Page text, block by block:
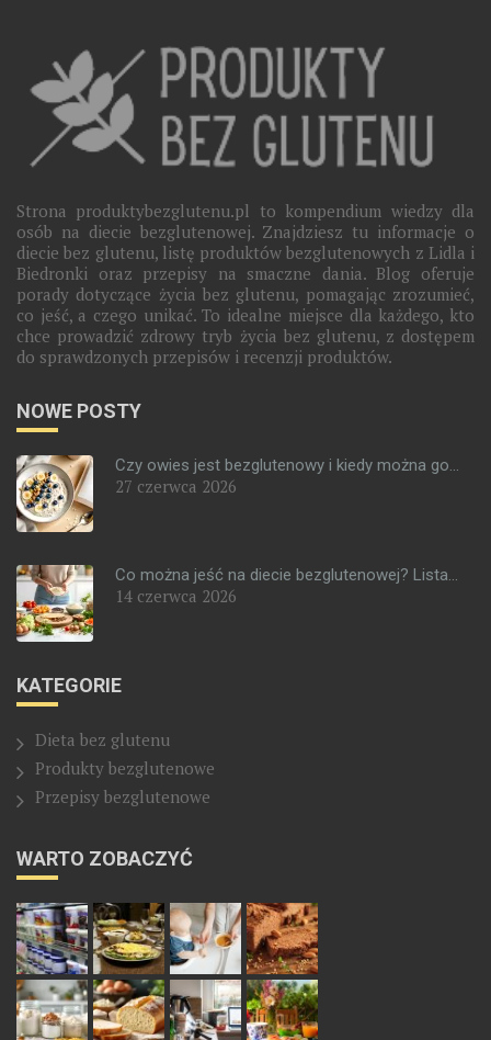
Strona produktybezglutenu.pl to kompendium wiedzy dla
osób na diecie bezglutenowej. Znajdziesz tu informacje o
diecie bez glutenu, listę produktów bezglutenowych z Lidla i
Biedronki oraz przepisy na smaczne dania. Blog oferuje
porady dotyczące życia bez glutenu, pomagając zrozumieć,
co jeść, a czego unikać. To idealne miejsce dla każdego, kto
chce prowadzić zdrowy tryb życia bez glutenu, z dostępem
do sprawdzonych przepisów i recenzji produktów.
NOWE POSTY
Czy owies jest bezglutenowy i kiedy można go...
27 czerwca 2026
Co można jeść na diecie bezglutenowej? Lista...
14 czerwca 2026
KATEGORIE
Dieta bez glutenu
Produkty bezglutenowe
Przepisy bezglutenowe
WARTO ZOBACZYĆ